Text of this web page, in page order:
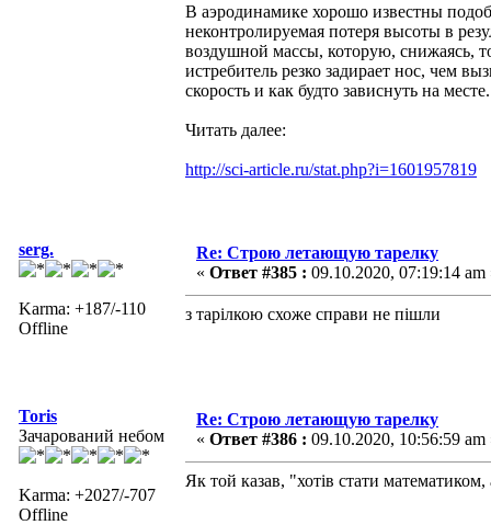
В аэродинамике хорошо известны
неконтролируемая потеря высоты в
воздушной массы, которую, снижаясь,
истребитель резко задирает нос, чем
скорость и как будто зависнуть на месте.
Читать далее:
http://sci-article.ru/stat.php?i=1601957819
serg.
Karma: +187/-110
Offline
Re: Строю летающую тарелку
« Ответ #385 : 09.10.2020, 07:19:14 am
з тарілкою схоже справи не пішли
Toris
Зачарований небом
Karma: +2027/-707
Offline
Re: Строю летающую тарелку
« Ответ #386 : 09.10.2020, 10:56:59 am
Як той казав, "хотів стати